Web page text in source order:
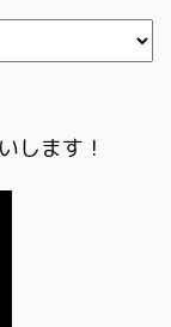
します！